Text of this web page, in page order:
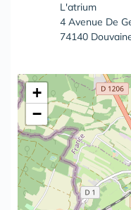
L'atrium
4 Avenue De
74140
+
−